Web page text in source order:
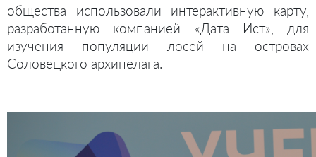
общества использовали интерактивную карту,
разработанную компанией «Дата Ист», для
изучения популяции лосей на островах
Соловецкого архипелага.